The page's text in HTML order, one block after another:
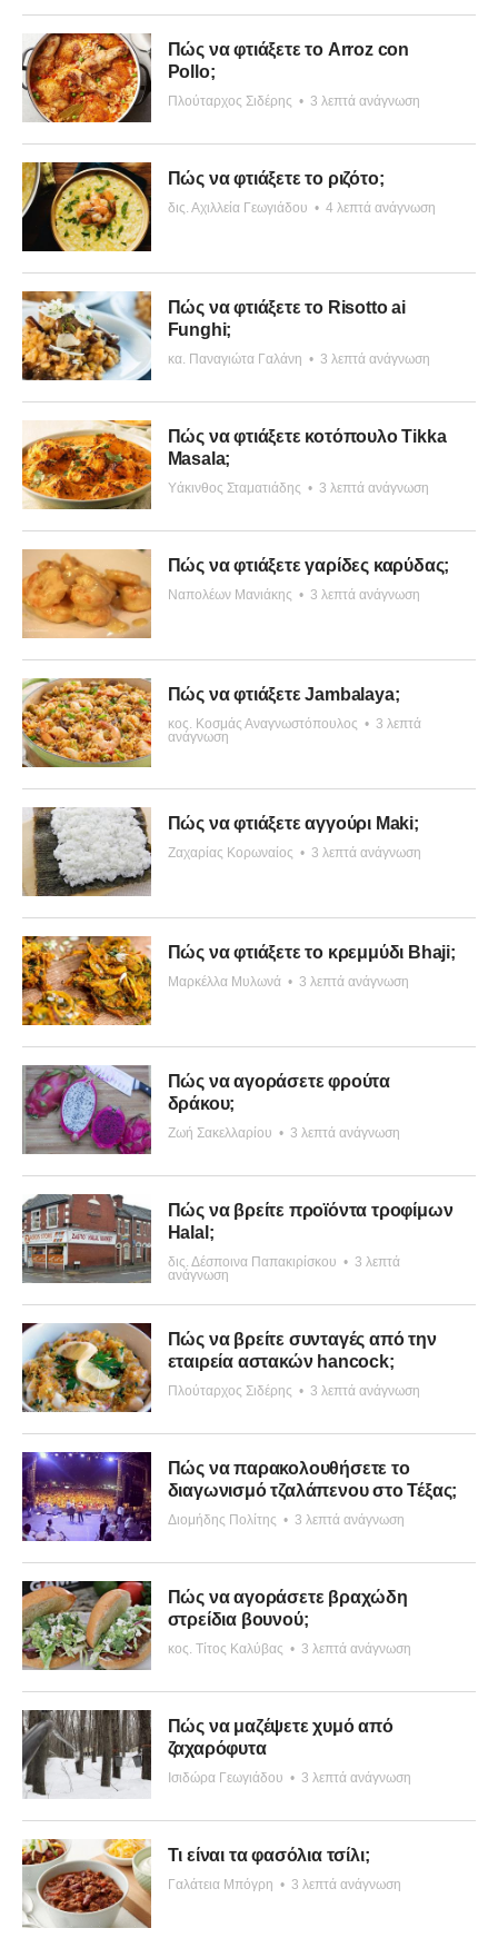
Πώς να φτιάξετε το Arroz con
Pollo;
Πλούταρχος Σιδέρης • 3 λεπτά ανάγνωση
Πώς να φτιάξετε το ριζότο;
δις. Αχιλλεία Γεωγιάδου • 4 λεπτά ανάγνωση
Πώς να φτιάξετε το Risotto ai
Funghi;
κα. Παναγιώτα Γαλάνη • 3 λεπτά ανάγνωση
Πώς να φτιάξετε κοτόπουλο Tikka
Masala;
Υάκινθος Σταματιάδης • 3 λεπτά ανάγνωση
Πώς να φτιάξετε γαρίδες καρύδας;
Ναπολέων Μανιάκης • 3 λεπτά ανάγνωση
Πώς να φτιάξετε Jambalaya;
κος. Κοσμάς Αναγνωστόπουλος • 3 λεπτά
ανάγνωση
Πώς να φτιάξετε αγγούρι Maki;
Ζαχαρίας Κορωναίος • 3 λεπτά ανάγνωση
Πώς να φτιάξετε το κρεμμύδι Bhaji;
Μαρκέλλα Μυλωνά • 3 λεπτά ανάγνωση
Πώς να αγοράσετε φρούτα
δράκου;
Ζωή Σακελλαρίου • 3 λεπτά ανάγνωση
Πώς να βρείτε προϊόντα τροφίμων
Halal;
δις. Δέσποινα Παπακιρίσκου • 3 λεπτά
ανάγνωση
Πώς να βρείτε συνταγές από την
εταιρεία αστακών hancock;
Πλούταρχος Σιδέρης • 3 λεπτά ανάγνωση
Πώς να παρακολουθήσετε το
διαγωνισμό τζαλάπενου στο Τέξας;
Διομήδης Πολίτης • 3 λεπτά ανάγνωση
Πώς να αγοράσετε βραχώδη
στρείδια βουνού;
κος. Τίτος Καλύβας • 3 λεπτά ανάγνωση
Πώς να μαζέψετε χυμό από
ζαχαρόφυτα
Ισιδώρα Γεωγιάδου • 3 λεπτά ανάγνωση
Τι είναι τα φασόλια τσίλι;
Γαλάτεια Μπόγρη • 3 λεπτά ανάγνωση